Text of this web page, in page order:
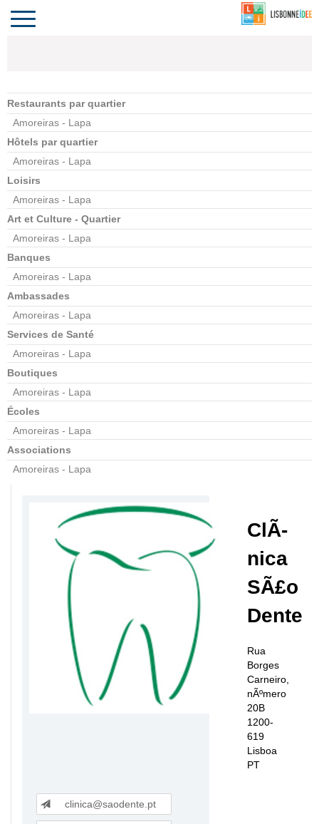
LE PORTUGAL
Toggle
navigation
Restaurants par quartier
Amoreiras - Lapa
Hôtels par quartier
Amoreiras - Lapa
Loisirs
Amoreiras - Lapa
Art et Culture - Quartier
Amoreiras - Lapa
Banques
Amoreiras - Lapa
Ambassades
Amoreiras - Lapa
Services de Santé
Amoreiras - Lapa
Boutiques
Amoreiras - Lapa
Écoles
Amoreiras - Lapa
Associations
Amoreiras - Lapa
ClÃ­
nica
SÃ£o
Dente
Rua
Borges
Carneiro,
nÃºmero
20B
1200-
619
Lisboa
PT
clinica@saodente.pt